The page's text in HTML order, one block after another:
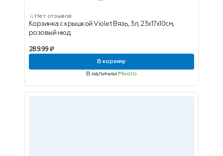
Нет отзывов
Корзинка с крышкой Violet Вязь, 3л, 23х17х10см,
розовый нюд
289.99 ₽
В корзину
В наличии Много